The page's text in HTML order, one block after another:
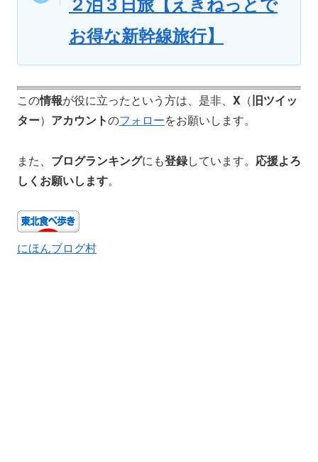
お得な新幹線旅行】
この情報が役に立ったという方は、是非、 X （旧ツイッ
ター） アカウントのフォローをお願いします。
また、 ブログランキングにも登録しています。 応援よろ
しくお願いします。
にほんブログ村